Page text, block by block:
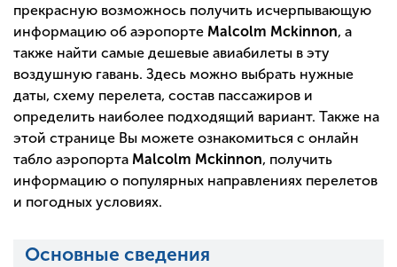
прекрасную возможнось получить исчерпывающую
информацию об аэропорте Malcolm Mckinnon, а
также найти самые дешевые авиабилеты в эту
воздушную гавань. Здесь можно выбрать нужные
даты, схему перелета, состав пассажиров и
определить наиболее подходящий вариант. Также на
этой странице Вы можете ознакомиться с онлайн
табло аэропорта Malcolm Mckinnon, получить
информацию о популярных направлениях перелетов
и погодных условиях.
Основные сведения